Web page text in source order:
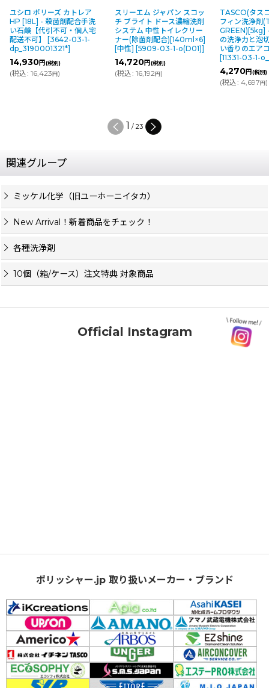
ユシロ ポリーズ カトレア
HP [18L] - 殺菌剤配合手洗
い石鹸【代引不可・個人宅
配送不可】
[3642-03-1-
dp_3190001321*]
14,930円(税別)
(税込: 16,423円)
スリーエム ジャパン スコッ
チ ブライト ドース濃縮洗剤
システム 中性トイレクリー
ナー(除菌剤配合)[140ml×6]
[中性] [5909-03-1-o(D01)]
14,720円(税別)
(税込: 16,192円)
TASCO(タス
フィン洗浄剤
GREEN)[5kg]
の洗浄力と泡
い香りのエア
[11331-03-1-
4,270円(税別)
(税込: 4,697円)
1 / 23
関連グループ
ミッケル化学（旧ユーホーニイタカ）
New Arrival！新着商品をチェック！
各種洗浄剤
10個（箱/ケース）注文特典 対象商品
Official Instagram
ポリッシャー.jp 取り扱いメーカー・ブランド